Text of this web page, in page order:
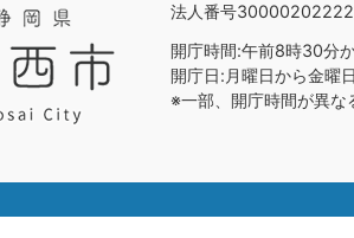
法人番号
開庁時間:午前8時30分
開庁日:月曜日から金曜
※一部、開庁時間が異な